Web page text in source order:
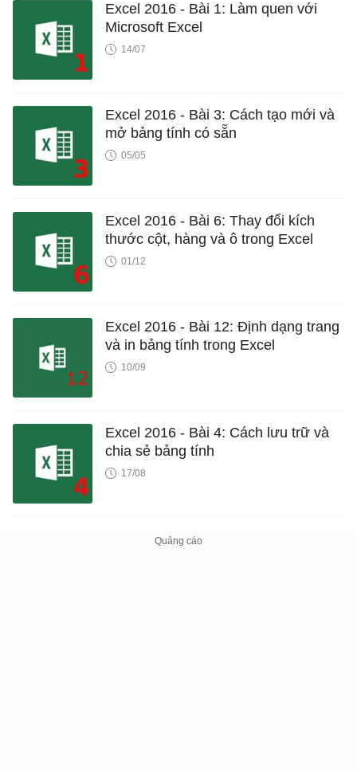
Excel 2016 - Bài 1: Làm quen với
Microsoft Excel
14/07
Excel 2016 - Bài 3: Cách tạo mới và
mở bảng tính có sẵn
05/05
Excel 2016 - Bài 6: Thay đổi kích
thước cột, hàng và ô trong Excel
01/12
Excel 2016 - Bài 12: Định dạng trang
và in bảng tính trong Excel
10/09
Excel 2016 - Bài 4: Cách lưu trữ và
chia sẻ bảng tính
17/08